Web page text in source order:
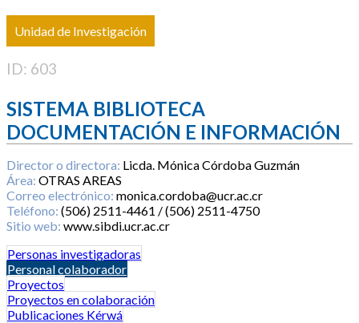
Unidad de Investigación
ID: 603
SISTEMA BIBLIOTECA
DOCUMENTACIÓN E INFORMACIÓN
Director o directora: Licda. Mónica Córdoba Guzmán
Área: OTRAS AREAS
Correo electrónico: monica.cordoba@ucr.ac.cr
Teléfono: (506) 2511-4461 / (506) 2511-4750
Sitio web: www.sibdi.ucr.ac.cr
Personas investigadoras
Personal colaborador
Proyectos
Proyectos en colaboración
Publicaciones Kérwá